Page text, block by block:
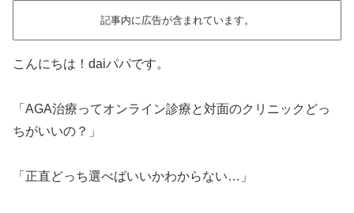
記事内に広告が含まれています。
こんにちは！daiパパです。
「AGA治療ってオンライン診療と対面のクリニックどっ
ちがいいの？」
「正直どっち選べばいいかわからない…」